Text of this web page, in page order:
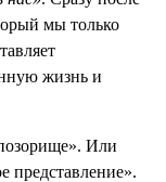
мы только
жизнь и
Или
представление».